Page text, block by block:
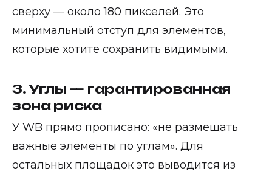
сверху — около 180 пикселей. Это
минимальный отступ для элементов,
которые хотите сохранить видимыми.
3. Углы — гарантированная
зона риска
У WB прямо прописано: «не размещать
важные элементы по углам». Для
остальных площадок это выводится из